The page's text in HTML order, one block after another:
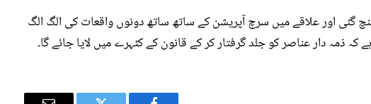
گئی اور علاقے میں سرچ آپریشن کے ساتھ ساتھ دونوں واقعات کی الگ الگ
ذمہ دار عناصر کو جلد گرفتار کر کے قانون کے کٹہرے میں لایا جائے گا۔